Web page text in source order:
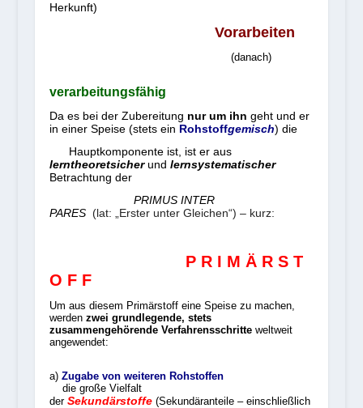
Herkunft)
Vorarbeiten
(danach)
verarbeitungsfähig
Da es bei der Zubereitung nur um ihn geht und er
in einer Speise (stets ein Rohstoffgemisch) die
Hauptkomponente ist, ist er aus
lerntheoretsicherund lernsystematischer
Betrachtung der
PRIMUS INTER
PARES (lat: „Erster unter Gleichen“) – kurz:
P R I M Ä R S T
O F F
Um aus diesem Primärstoff eine Speise zu machen,
werden zwei grundlegende, stets
zusammengehörende Verfahrensschritteweltweit
angewendet:
a) Zugabe von weiteren Rohstoffen
die große Vielfalt
der Sekundärstoffe (Sekundäranteile – einschließlich